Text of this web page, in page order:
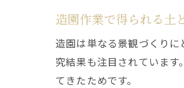
造園作業で得られる土
造園は単なる景観づくり
究結果も注目されていま
てきたためです。